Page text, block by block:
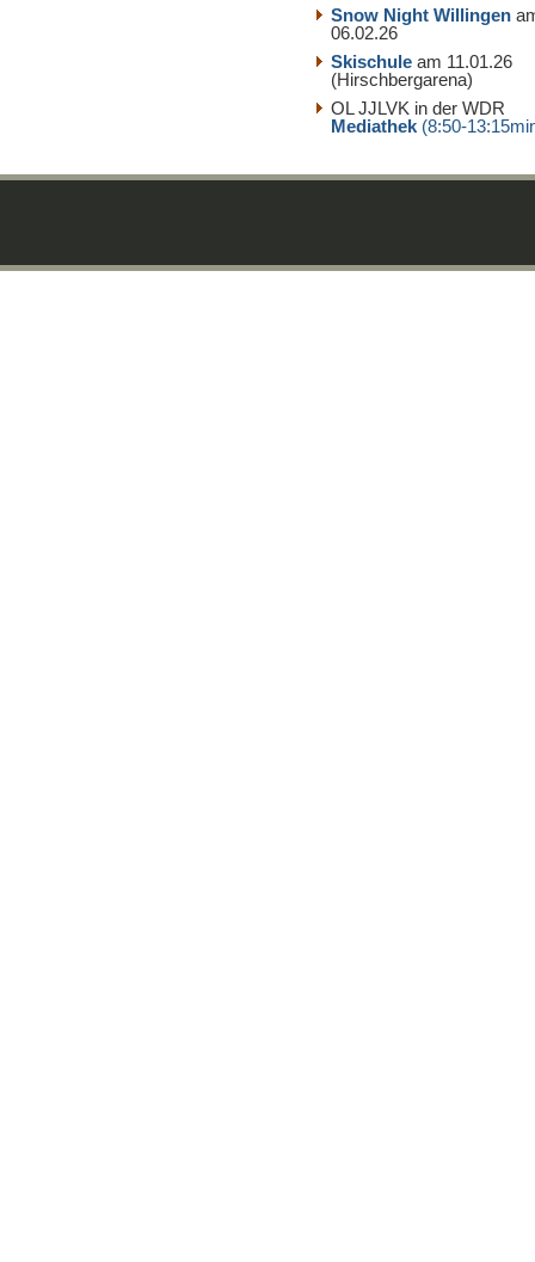
Snow Night Willingen
06.02.26
Skischule am 11.01.26
(Hirschbergarena)
OL JJLVK in der WDR
Mediathek (8:50-